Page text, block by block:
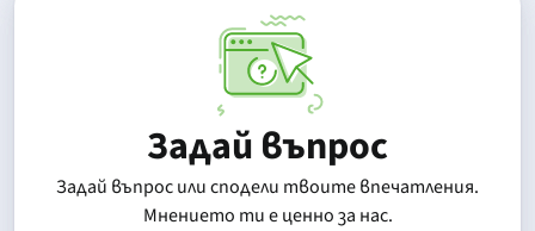
Задай въпрос
Задай въпрос или сподели твоите впечатления.
Mнението ти е ценно за нас.